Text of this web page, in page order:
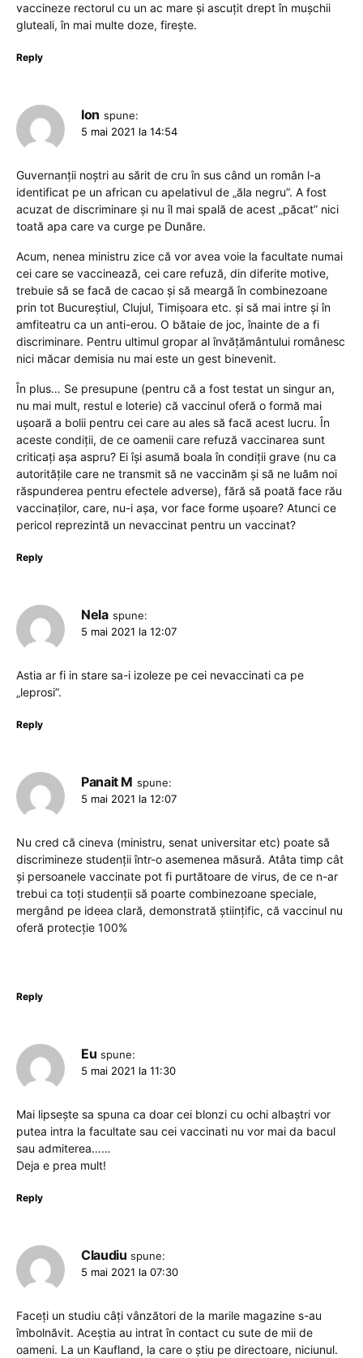
vaccineze rectorul cu un ac mare și ascuțit drept în mușchii
gluteali, în mai multe doze, firește.
Reply
Ion spune:
5 mai 2021 la 14:54
Guvernanții noștri au sărit de cru în sus când un român l-a
identificat pe un african cu apelativul de „ăla negru”. A fost
acuzat de discriminare și nu îl mai spală de acest „păcat” nici
toată apa care va curge pe Dunăre.
Acum, nenea ministru zice că vor avea voie la facultate numai
cei care se vaccinează, cei care refuză, din diferite motive,
trebuie să se facă de cacao și să meargă în combinezoane
prin tot Bucureștiul, Clujul, Timișoara etc. și să mai intre și în
amfiteatru ca un anti-erou. O bătaie de joc, înainte de a fi
discriminare. Pentru ultimul gropar al învățământului românesc
nici măcar demisia nu mai este un gest binevenit.
În plus… Se presupune (pentru că a fost testat un singur an,
nu mai mult, restul e loterie) că vaccinul oferă o formă mai
ușoară a bolii pentru cei care au ales să facă acest lucru. În
aceste condiții, de ce oamenii care refuză vaccinarea sunt
criticați așa aspru? Ei își asumă boala în condiții grave (nu ca
autoritățile care ne transmit să ne vaccinăm și să ne luăm noi
răspunderea pentru efectele adverse), fără să poată face rău
vaccinaților, care, nu-i așa, vor face forme ușoare? Atunci ce
pericol reprezintă un nevaccinat pentru un vaccinat?
Reply
Nela spune:
5 mai 2021 la 12:07
Astia ar fi in stare sa-i izoleze pe cei nevaccinati ca pe
„leprosi”.
Reply
Panait M spune:
5 mai 2021 la 12:07
Nu cred că cineva (ministru, senat universitar etc) poate să
discrimineze studenții într-o asemenea măsură. Atâta timp cât
și persoanele vaccinate pot fi purtătoare de virus, de ce n-ar
trebui ca toți studenții să poarte combinezoane speciale,
mergând pe ideea clară, demonstrată științific, că vaccinul nu
oferă protecție 100%
Reply
Eu spune:
5 mai 2021 la 11:30
Mai lipsește sa spuna ca doar cei blonzi cu ochi albaștri vor
putea intra la facultate sau cei vaccinati nu vor mai da bacul
sau admiterea……
Deja e prea mult!
Reply
Claudiu spune:
5 mai 2021 la 07:30
Faceți un studiu câți vânzători de la marile magazine s-au
îmbolnăvit. Aceștia au intrat în contact cu sute de mii de
oameni. La un Kaufland, la care o știu pe directoare, niciunul.